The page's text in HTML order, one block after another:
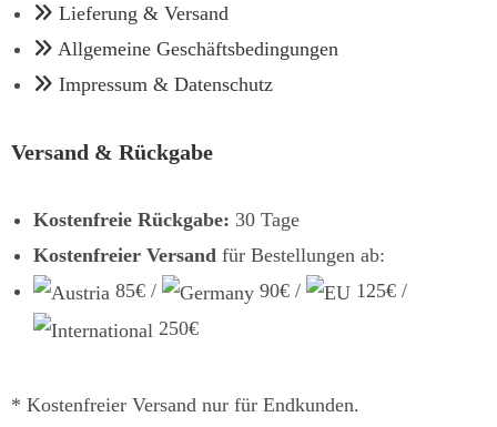
Lieferung & Versand
Allgemeine Geschäftsbedingungen
Impressum & Datenschutz
Versand & Rückgabe
Kostenfreie Rückgabe: 30 Tage
Kostenfreier Versand für Bestellungen ab:
85€ /
90€ /
125€ /
250€
* Kostenfreier Versand nur für Endkunden.